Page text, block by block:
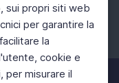
sui propri siti web
per garantire la
la
cookie e
per misurare il
Twitter